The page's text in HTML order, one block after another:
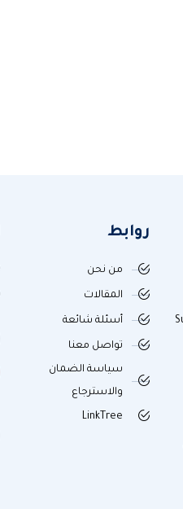
روابط
من نحن
المقالات
أسئلة شائعة
تواصل معنا
سياسة الضمان
والاسترجاع
LinkTree